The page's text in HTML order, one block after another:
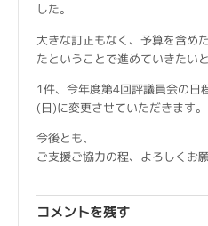
した。
大きな訂正もなく、予算を含め
たということで進めていきたい
1件、今年度第4回評議員会の
(日)に変更させていただきます。
今後とも、
ご支援ご協力の程、よろしくお
コメントを残す